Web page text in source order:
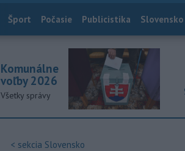
Index
Šport Počasie Publicistika Slovensko
Komunálne
voľby 2026
Všetky správy
< sekcia Slovensko